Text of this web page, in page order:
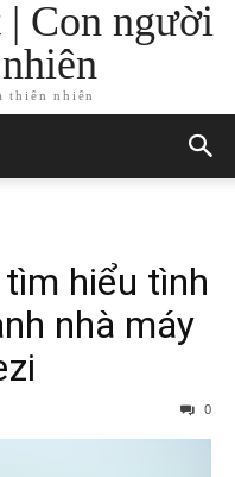
Con người
thiên nhiên
hiểu tình
nhà máy
0